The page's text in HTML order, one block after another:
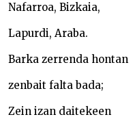
Nafarroa, Bizkaia,
Lapurdi, Araba.
Barka zerrenda hontan
zenbait falta bada;
Zein izan daitekeen